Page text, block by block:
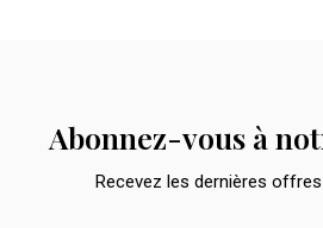
Abonnez-vous à
Recevez les dernières